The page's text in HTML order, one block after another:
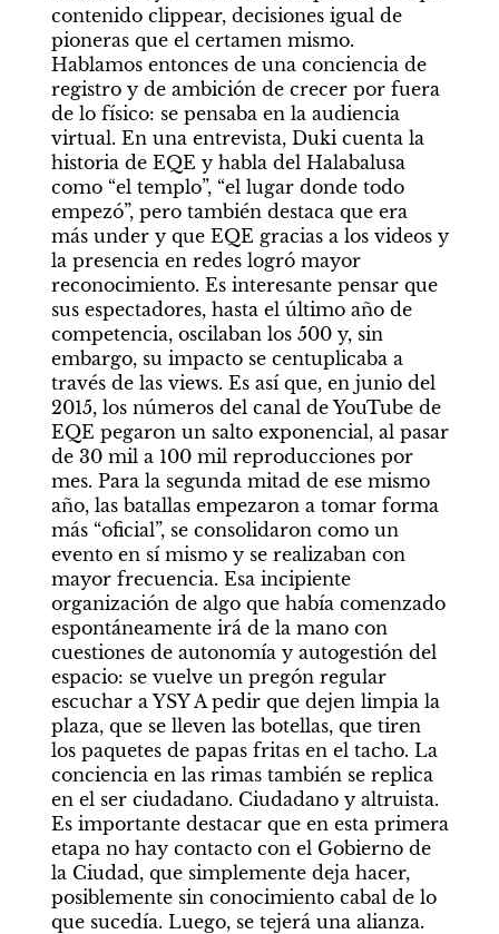
contenido clippear, decisiones igual de
pioneras que el certamen mismo.
Hablamos entonces de una conciencia de
registro y de ambición de crecer por fuera
de lo físico: se pensaba en la audiencia
virtual. En una entrevista, Duki cuenta la
historia de EQE y habla del Halabalusa
como “el templo”, “el lugar donde todo
empezó”, pero también destaca que era
más under y que EQE gracias a los videos y
la presencia en redes logró mayor
reconocimiento. Es interesante pensar que
sus espectadores, hasta el último año de
competencia, oscilaban los 500 y, sin
embargo, su impacto se centuplicaba a
través de las views. Es así que, en junio del
2015, los números del canal de YouTube de
EQE pegaron un salto exponencial, al pasar
de 30 mil a 100 mil reproducciones por
mes. Para la segunda mitad de ese mismo
año, las batallas empezaron a tomar forma
más “oficial”, se consolidaron como un
evento en sí mismo y se realizaban con
mayor frecuencia. Esa incipiente
organización de algo que había comenzado
espontáneamente irá de la mano con
cuestiones de autonomía y autogestión del
espacio: se vuelve un pregón regular
escuchar a YSY A pedir que dejen limpia la
plaza, que se lleven las botellas, que tiren
los paquetes de papas fritas en el tacho. La
conciencia en las rimas también se replica
en el ser ciudadano. Ciudadano y altruista.
Es importante destacar que en esta primera
etapa no hay contacto con el Gobierno de
la Ciudad, que simplemente deja hacer,
posiblemente sin conocimiento cabal de lo
que sucedía. Luego, se tejerá una alianza.